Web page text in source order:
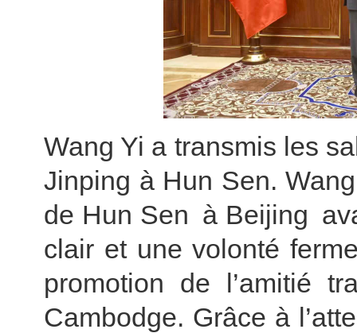
Wang Yi a transmis les
Jinping à Hun Sen.
de Hun Sen à Beijing
clair et une volonté
promotion de l’amitié
Cambodge. Grâce à